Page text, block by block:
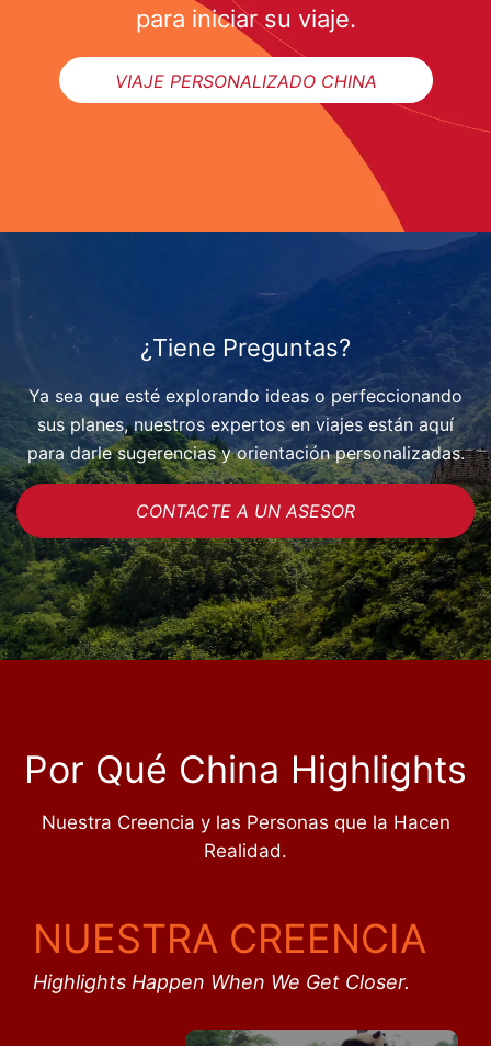
para iniciar su viaje.
VIAJE PERSONALIZADO CHINA
¿Tiene Preguntas?
Ya sea que esté explorando ideas o perfeccionando
sus planes, nuestros expertos en viajes están aquí
para darle sugerencias y orientación personalizadas.
CONTACTE A UN ASESOR
Por Qué China Highlights
Nuestra Creencia y las Personas que la Hacen
Realidad.
NUESTRA CREENCIA
Highlights Happen When We Get Closer.